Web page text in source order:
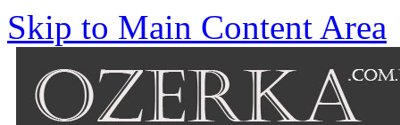
Skip to Main Content Area